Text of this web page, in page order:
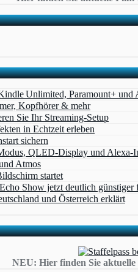
Unlimited, Paramount+ und
Kopfhörer & mehr
Sie Ihr Streaming-Setup
in Echtzeit erleben
sichern
QLED‑Display und
Atmos
startet
Show jetzt deutlich günstiger
und Österreich erklärt
NEU: Hier finden Sie aktuelle